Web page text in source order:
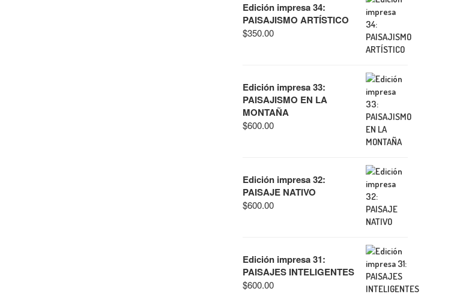
Edición impresa 34:
PAISAJISMO ARTÍSTICO
$350.00
Edición impresa 33:
PAISAJISMO EN LA
MONTAÑA
$600.00
Edición impresa 32:
PAISAJE NATIVO
$600.00
Edición impresa 31:
PAISAJES INTELIGENTES
$600.00